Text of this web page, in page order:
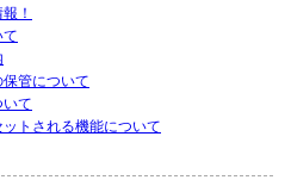
！
て
保管について
いて
トされる機能について